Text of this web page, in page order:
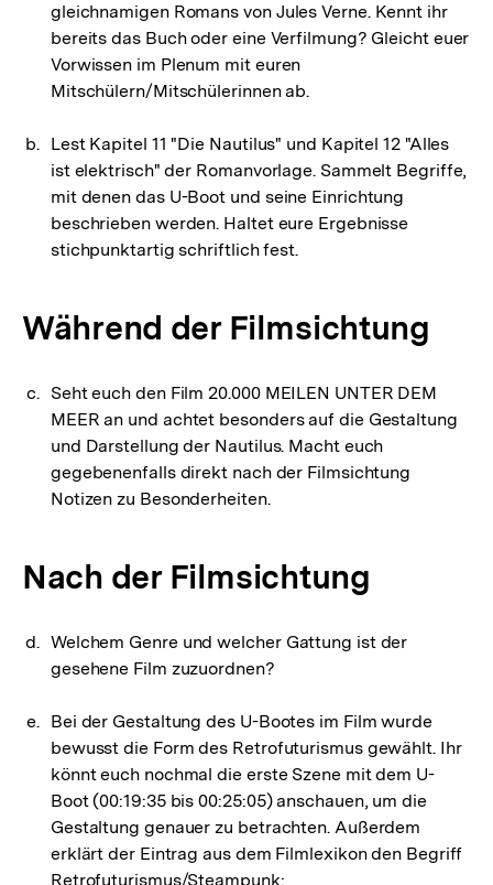
gleichnamigen Romans von Jules Verne. Kennt ihr
bereits das Buch oder eine Verfilmung? Gleicht euer
Vorwissen im Plenum mit euren
Mitschülern/Mitschülerinnen ab.
Lest Kapitel 11 "Die Nautilus" und Kapitel 12 "Alles
ist elektrisch" der Romanvorlage. Sammelt Begriffe,
mit denen das U-Boot und seine Einrichtung
beschrieben werden. Haltet eure Ergebnisse
stichpunktartig schriftlich fest.
Während der Filmsichtung
Seht euch den Film 20.000 MEILEN UNTER DEM
MEER an und achtet besonders auf die Gestaltung
und Darstellung der Nautilus. Macht euch
gegebenenfalls direkt nach der Filmsichtung
Notizen zu Besonderheiten.
Nach der Filmsichtung
Welchem Genre und welcher Gattung ist der
gesehene Film zuzuordnen?
Bei der Gestaltung des U-Bootes im Film wurde
bewusst die Form des Retrofuturismus gewählt. Ihr
könnt euch nochmal die erste Szene mit dem U-
Boot (00:19:35 bis 00:25:05) anschauen, um die
Gestaltung genauer zu betrachten. Außerdem
erklärt der Eintrag aus dem Filmlexikon den Begriff
Retrofuturismus/Steampunk: